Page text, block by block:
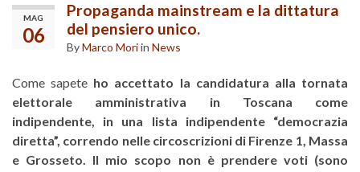
MAG
06
Propaganda mainstream e la dittatura
del pensiero unico.
ByMarco Moriin News
Come sapete ho accettato la candidatura alla tornata
elettorale amministrativa in Toscana come
indipendente, in una lista indipendente “democrazia
diretta”, correndo nelle circoscrizioni di Firenze 1, Massa
e Grosseto. Il mio scopo non è prendere voti (sono